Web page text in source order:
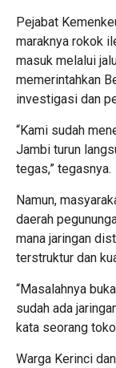
Pejabat
maraknya rokok
masuk melalui
memerintahkan
investigasi dan
“Kami sudah
Jambi turun
tegas,” tegasnya.
Namun,
daerah
mana jaringan
terstruktur dan
“Masalahnya
sudah ada
kata seorang
Warga Kerinci